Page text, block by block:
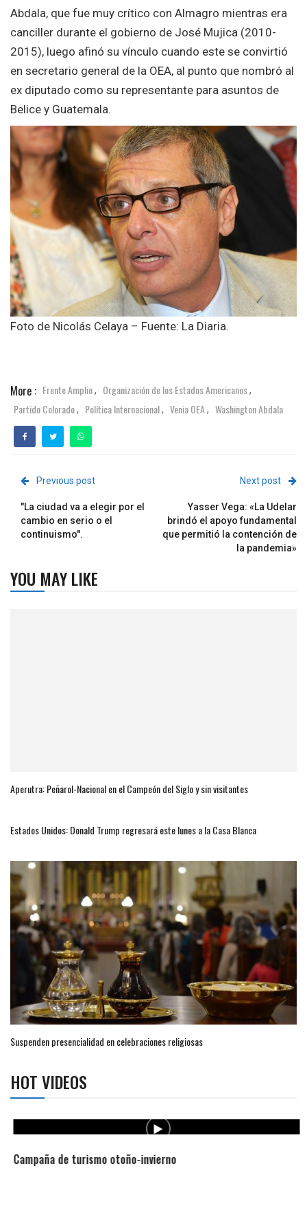
Abdala, que fue muy crítico con Almagro mientras era
canciller durante el gobierno de José Mujica (2010-
2015), luego afinó su vínculo cuando este se convirtió
en secretario general de la OEA, al punto que nombró al
ex diputado como su representante para asuntos de
Belice y Guatemala.
Foto de Nicolás Celaya – Fuente: La Diaria.
More : Frente Amplio, Organización de los Estados Americanos,
Partido Colorado, Política Internacional, Venia OEA, Washington Abdala
Previous post
"La ciudad va a elegir por el
cambio en serio o el
continuismo".
Next post
Yasser Vega: «La Udelar
brindó el apoyo fundamental
que permitió la contención de
la pandemia»
YOU MAY LIKE
Aperutra: Peñarol-Nacional en el Campeón del Siglo y sin visitantes
Estados Unidos: Donald Trump regresará este lunes a la Casa Blanca
Suspenden presencialidad en celebraciones religiosas
HOT VIDEOS
Campaña de turismo otoño-invierno